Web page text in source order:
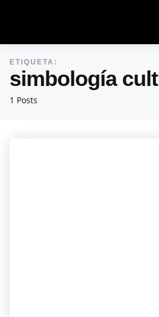
1 Posts
ETIQUETA:
simbología